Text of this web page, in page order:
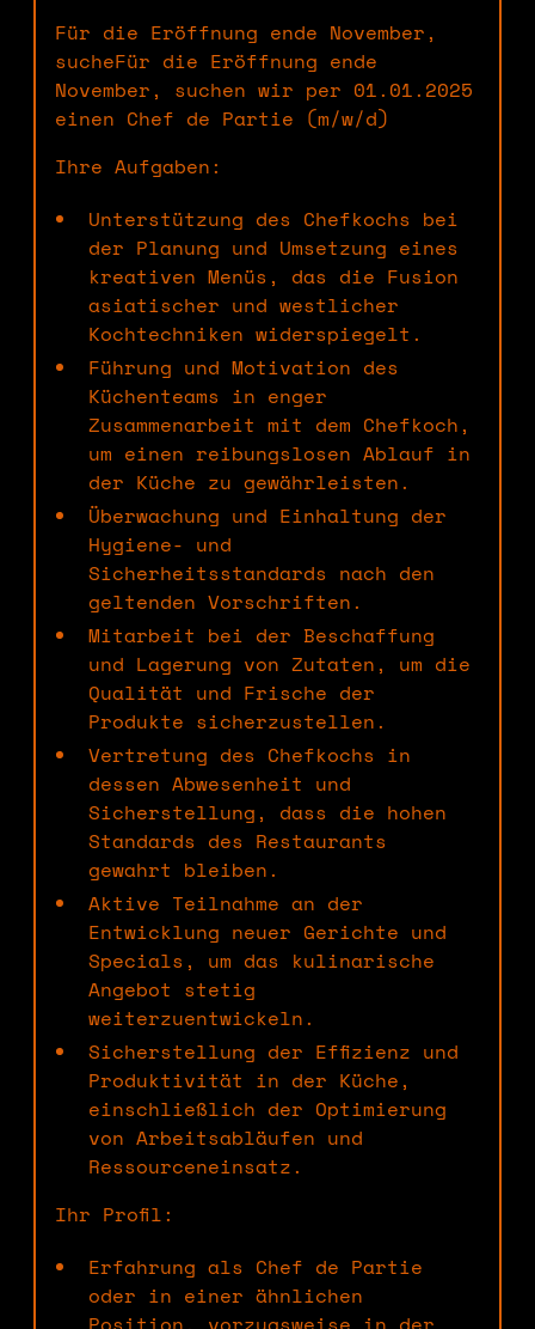
Für die Eröffnung ende November,
sucheFür die Eröffnung ende
November, suchen wir per 01.01.2025
einen Chef de Partie (m/w/d)
Ihre Aufgaben:
Unterstützung des Chefkochs bei
der Planung und Umsetzung eines
kreativen Menüs, das die Fusion
asiatischer und westlicher
Kochtechniken widerspiegelt.
Führung und Motivation des
Küchenteams in enger
Zusammenarbeit mit dem Chefkoch,
um einen reibungslosen Ablauf in
der Küche zu gewährleisten.
Überwachung und Einhaltung der
Hygiene- und
Sicherheitsstandards nach den
geltenden Vorschriften.
Mitarbeit bei der Beschaffung
und Lagerung von Zutaten, um die
Qualität und Frische der
Produkte sicherzustellen.
Vertretung des Chefkochs in
dessen Abwesenheit und
Sicherstellung, dass die hohen
Standards des Restaurants
gewahrt bleiben.
Aktive Teilnahme an der
Entwicklung neuer Gerichte und
Specials, um das kulinarische
Angebot stetig
weiterzuentwickeln.
Sicherstellung der Effizienz und
Produktivität in der Küche,
einschließlich der Optimierung
von Arbeitsabläufen und
Ressourceneinsatz.
Ihr Profil:
Erfahrung als Chef de Partie
oder in einer ähnlichen